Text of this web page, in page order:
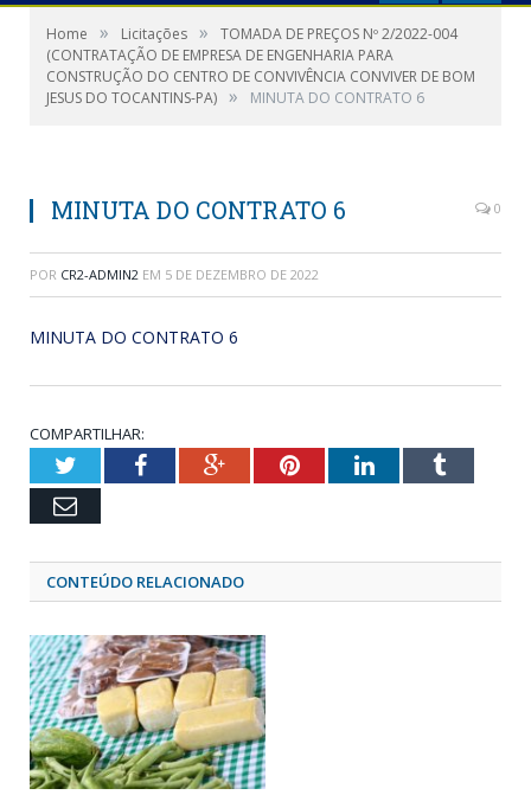
Home » Licitações »
TOMADA DE PREÇOS Nº 2/2022-004
(CONTRATAÇÃO DE EMPRESA DE ENGENHARIA PARA
CONSTRUÇÃO DO CENTRO DE CONVIVÊNCIA CONVIVER DE BOM
JESUS DO TOCANTINS-PA) » MINUTA DO CONTRATO 6
MINUTA DO CONTRATO 6 0
POR CR2-ADMIN2 EM 5 DE DEZEMBRO DE 2022
MINUTA DO CONTRATO 6
COMPARTILHAR:
TwitterFacebookGoogle+PinterestLinkedInTumblr
Email
CONTEÚDO RELACIONADO